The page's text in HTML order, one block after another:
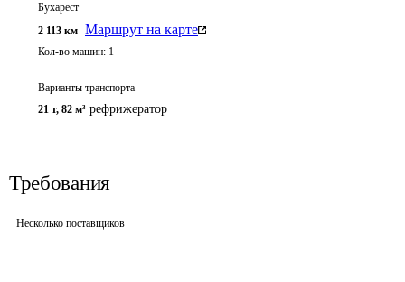
Бухарест
2 113 км Маршрут на карте
Кол-во машин: 1
Варианты транспорта
21 т, 82 м³ рефрижератор
Требования
Несколько поставщиков